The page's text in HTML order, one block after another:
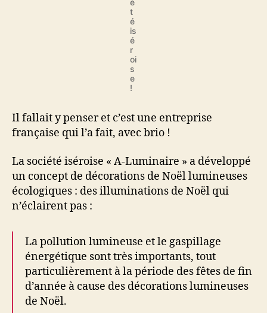
é
t
é
is
é
r
oi
s
e
!
Il fallait y penser et c’est une entreprise
française qui l’a fait, avec brio !
La société iséroise « A-Luminaire » a développé
un concept de décorations de Noël lumineuses
écologiques : des illuminations de Noël qui
n’éclairent pas :
La pollution lumineuse et le gaspillage
énergétique sont très importants, tout
particulièrement à la période des fêtes de fin
d’année à cause des décorations lumineuses
de Noël.